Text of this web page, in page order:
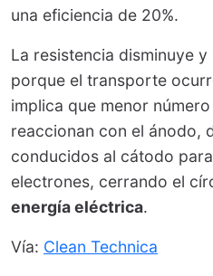
una eficiencia de 20%.
La resistencia disminuye
porque el transporte
implica que menor
reaccionan con el ánodo,
conducidos al cátodo
electrones, cerrando el
energía eléctrica.
Vía: Clean Technica